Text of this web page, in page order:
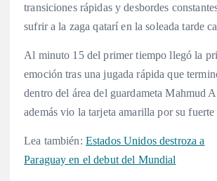
transiciones rápidas y desbordes
sufrir a la zaga qatarí en la soleada tarde
Al minuto 15 del primer tiempo llegó la
emoción tras una jugada rápida que
dentro del área del guardameta Mahmud
además vio la tarjeta amarilla por su fuerte
Lea también: Estados Unidos destroza a
Paraguay en el debut del Mundial